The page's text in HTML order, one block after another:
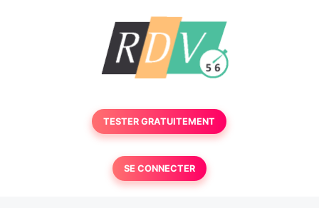
TESTER GRATUITEMENT
SE CONNECTER